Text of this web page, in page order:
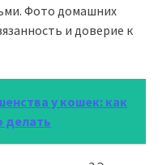
Фото домашних
и доверие к
у кошек: как
делать